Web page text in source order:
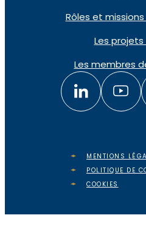
Rôles et
Les
Les membres
MENTIONS
POLITIQUE DE
COOKIES